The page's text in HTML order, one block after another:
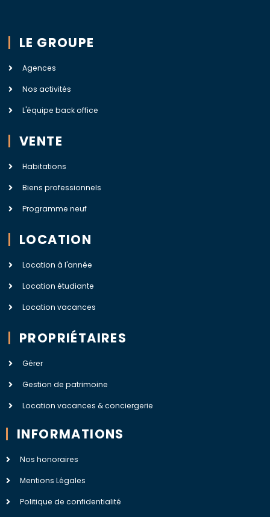
LE GROUPE
Agences
Nos activités
L'équipe back office
VENTE
Habitations
Biens professionnels
Programme neuf
LOCATION
Location à l'année
Location étudiante
Location vacances
PROPRIÉTAIRES
Gérer
Gestion de patrimoine
Location vacances & conciergerie
INFORMATIONS
Nos honoraires
Mentions Légales
Politique de confidentialité